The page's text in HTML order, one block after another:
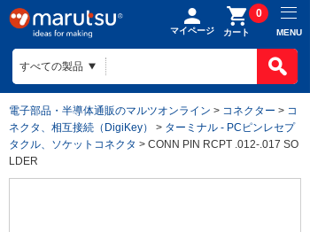
マイページ カート
0
MENU
電子部品・半導体通販のマルツオンライン > コネクター > コ
ネクタ、相互接続（DigiKey）
> ターミナル - PCピンレセプ
タクル、ソケットコネクタ > CONN PIN RCPT .012-.017 SO
LDER